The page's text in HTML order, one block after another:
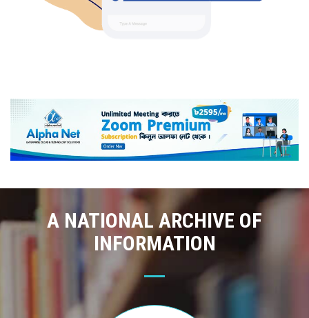
A NATIONAL ARCHIVE OF
INFORMATION